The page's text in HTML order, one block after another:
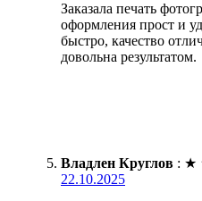
Заказала печать
оформления прост и
быстро, качество
довольна результатом.
Владлен Круглов : ★
22.10.2025